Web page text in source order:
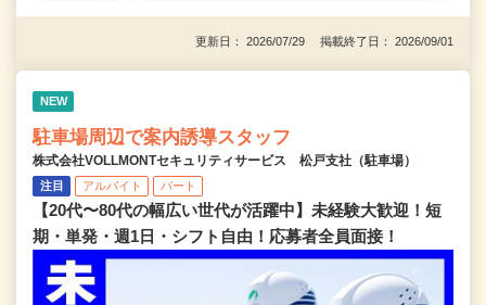
更新日： 2026/07/29 掲載終了日： 2026/09/01
NEW
駐車場周辺で案内誘導スタッフ
株式会社VOLLMONTセキュリティサービス 松戸支社（駐車場）
注目 アルバイト パート
【20代〜80代の幅広い世代が活躍中】未経験大歓迎！短
期・単発・週1日・シフト自由！応募者全員面接！